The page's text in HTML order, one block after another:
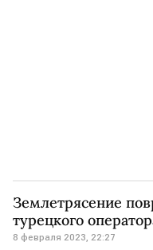
Землетрясение
турецкого
8 февраля 2023, 22:27